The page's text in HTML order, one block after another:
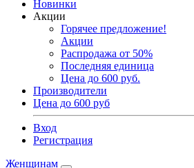
Новинки
Акции
Горячее предложение!
Акции
Распродажа от 50%
Последняя единица
Цена до 600 руб.
Производители
Цена до 600 руб
Вход
Регистрация
Женщинам